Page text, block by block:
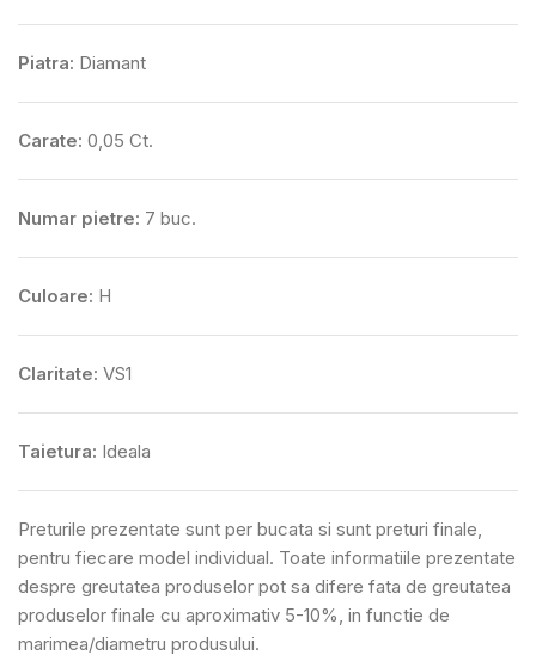
Piatra: Diamant
Carate: 0,05 Ct.
Numar pietre: 7 buc.
Culoare: H
Claritate: VS1
Taietura: Ideala
Preturile prezentate sunt per bucata si sunt preturi finale,
pentru fiecare model individual. Toate informatiile prezentate
despre greutatea produselor pot sa difere fata de greutatea
produselor finale cu aproximativ 5-10%, in functie de
marimea/diametru produsului.